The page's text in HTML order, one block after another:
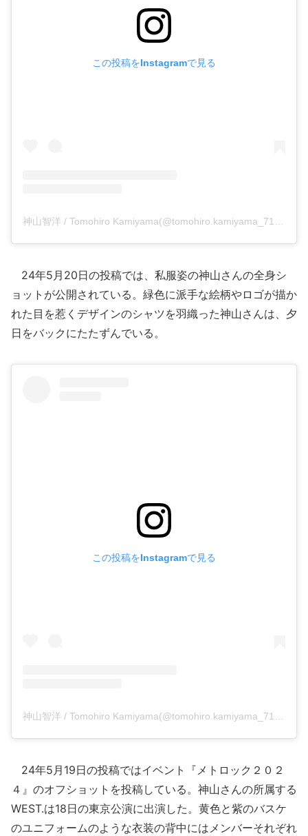
この投稿をInstagramで見る
24年5月20日の投稿では、私服姿の神山さんの全身シ
ョットが公開されている。緑色に派手な絵柄やロゴが描か
れた目を惹くデザインのシャツを羽織った神山さんは、夕
日をバックにたたずんでいる。
この投稿をInstagramで見る
24年5月19日の投稿ではイベント『メトロック２０２
４』のオフショットを投稿している。神山さんの所属する
WEST.は18日の東京公演に出演した。黄色と紫のバスケ
のユニフォームのような衣装の背中にはメンバーそれぞれ